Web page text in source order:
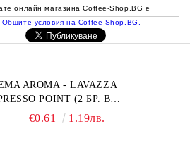
онлайн магазина Coffee-Shop.BG е
Общите условия на Coffee-Shop.BG.
AROMA - LAVAZZA
POINT (2 БР. В
€0.61 1.19лв.